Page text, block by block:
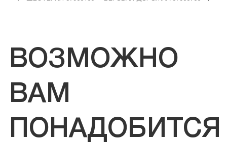
ВОЗМОЖНО
ВАМ
ПОНАДОБИТСЯ